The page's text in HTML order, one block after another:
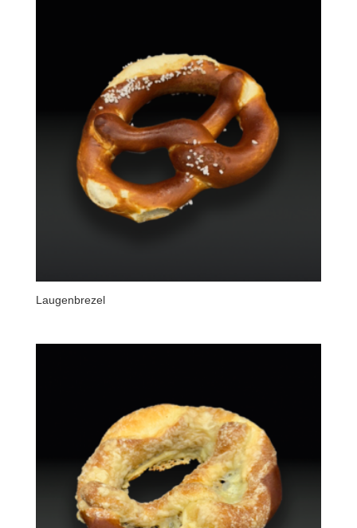
Laugenbrezel